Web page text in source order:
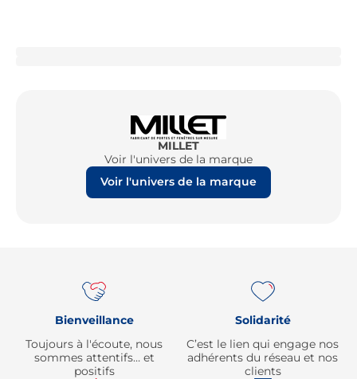
MILLET
Voir l'univers de la marque
Voir l'univers de la marque
Bienveillance
Toujours à l'écoute, nous
sommes attentifs… et
positifs
Solidarité
C’est le lien qui engage nos
adhérents du réseau et nos
clients